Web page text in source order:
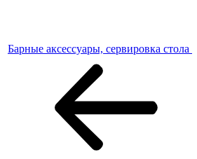
Барные аксессуары, сервировка стола